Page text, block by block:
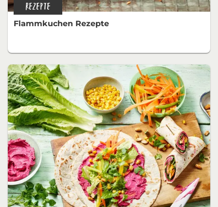
REZEPTE
Flammkuchen Rezepte